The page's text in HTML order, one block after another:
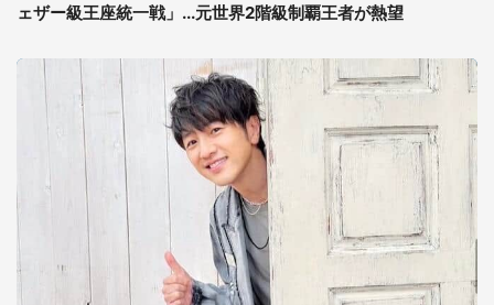
ェザー級王座統一戦」...元世界2階級制覇王者が熱望